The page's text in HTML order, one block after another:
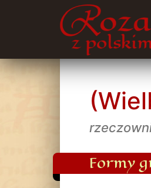
Formy